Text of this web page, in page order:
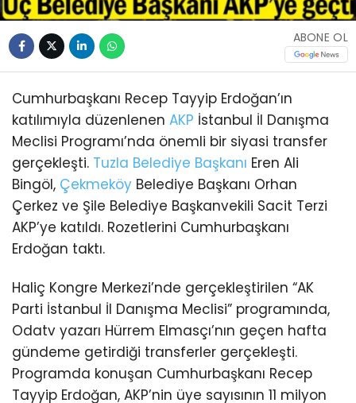
ABONE OL
Cumhurbaşkanı Recep Tayyip Erdoğan’ın
katılımıyla düzenlenen AKP İstanbul İl Danışma
Meclisi Programı’nda önemli bir siyasi transfer
gerçekleşti. Tuzla Belediye Başkanı Eren Ali
Bingöl, Çekmeköy Belediye Başkanı Orhan
Çerkez ve Şile Belediye Başkanvekili Sacit Terzi
AKP’ye katıldı. Rozetlerini Cumhurbaşkanı
Erdoğan taktı.
Haliç Kongre Merkezi’nde gerçekleştirilen “AK
Parti İstanbul İl Danışma Meclisi” programında,
Odatv yazarı Hürrem Elmasçı’nın geçen hafta
gündeme getirdiği transferler gerçekleşti.
Programda konuşan Cumhurbaşkanı Recep
Tayyip Erdoğan, AKP’nin üye sayısının 11 milyon